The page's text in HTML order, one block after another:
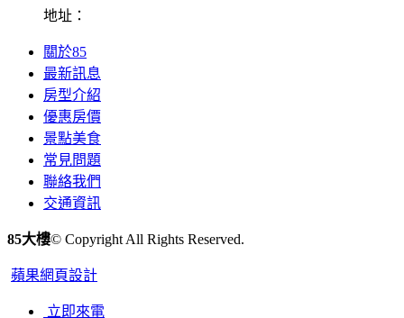
地址：
關於85
最新訊息
房型介紹
優惠房價
景點美食
常見問題
聯絡我們
交通資訊
85大樓© Copyright All Rights Reserved.
蘋果網頁設計
立即來電